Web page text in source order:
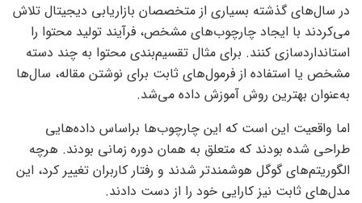
در سال‌های گذشته بسیاری از متخصصان بازاریابی دیجیتال تلاش
می‌کردند با ایجاد چارچوب‌های مشخص، فرآیند تولید محتوا را
استانداردسازی کنند. برای مثال تقسیم‌بندی محتوا به چند دسته
مشخص یا استفاده از فرمول‌های ثابت برای نوشتن مقاله، سال‌ها
به‌عنوان بهترین روش آموزش داده می‌شد.
اما واقعیت این است که این چارچوب‌ها براساس داده‌هایی
طراحی شده بودند که متعلق به همان دوره زمانی بودند. هرچه
الگوریتم‌های گوگل هوشمندتر شدند و رفتار کاربران تغییر کرد، این
مدل‌های ثابت نیز کارایی خود را از دست دادند.